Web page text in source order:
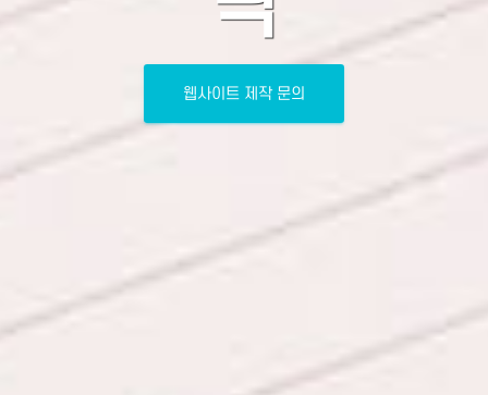
웹사이트 제작 문의